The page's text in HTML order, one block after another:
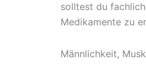
solltest du
Medikamente zu
Männlichkeit,